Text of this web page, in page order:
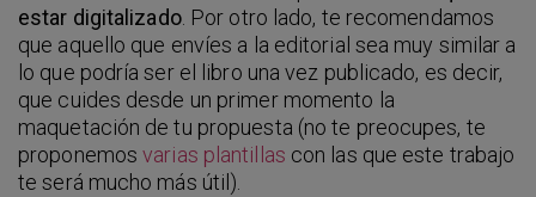
estar digitalizado. Por otro lado, te recomendamos
que aquello que envíes a la editorial sea muy similar a
lo que podría ser el libro una vez publicado, es decir,
que cuides desde un primer momento la
maquetación de tu propuesta (no te preocupes, te
proponemosvarias plantillas con las que este trabajo
te será mucho más útil).